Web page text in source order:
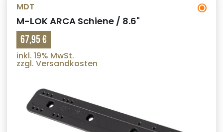
MDT
M-LOK ARCA Schiene / 8.6"
67,95 €
inkl. 19% MwSt.
zzgl. Versandkosten